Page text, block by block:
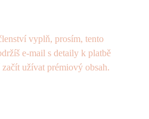
vyplň, prosím, tento
e-mail s detaily k platbě
začít užívat prémiový obsah.